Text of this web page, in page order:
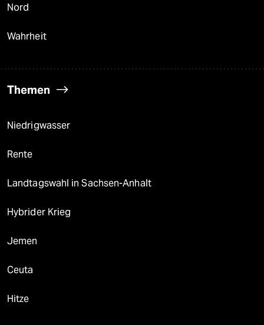
Nord
Wahrheit
Themen
Niedrigwasser
Rente
Landtagswahl in Sachsen-Anhalt
Hybrider Krieg
Jemen
Ceuta
Hitze